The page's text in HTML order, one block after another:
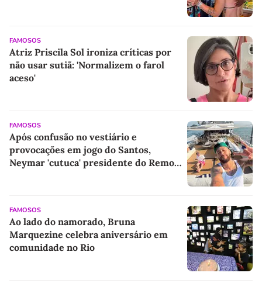
FAMOSOS
Atriz Priscila Sol ironiza críticas por
não usar sutiã: 'Normalizem o farol
aceso'
FAMOSOS
Após confusão no vestiário e
provocações em jogo do Santos,
Neymar 'cutuca' presidente do Remo
FAMOSOS
Ao lado do namorado, Bruna
Marquezine celebra aniversário em
comunidade no Rio